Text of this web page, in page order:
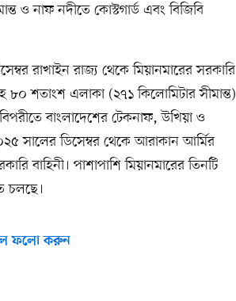
ও নাফ নদীতে কোস্টগার্ড এবং বিজিবি
রাখাইন রাজ্য থেকে মিয়ানমারের সরকারি
৮০ শতাংশ এলাকা (২৭১ কিলোমিটার সীমান্ত)
বাংলাদেশের টেকনাফ, উখিয়া ও
সালের ডিসেম্বর থেকে আরাকান আর্মির
বাহিনী। পাশাপাশি মিয়ানমারের তিনটি
চলছে।
ফলো করুন